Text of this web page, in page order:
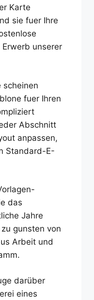
Karte
sie fuer Ihre
unserer
scheinen
fuer Ihren
Abschnitt
anpassen,
Standard-E-
das
Jahre
gunsten von
Arbeit und
darüber
eines